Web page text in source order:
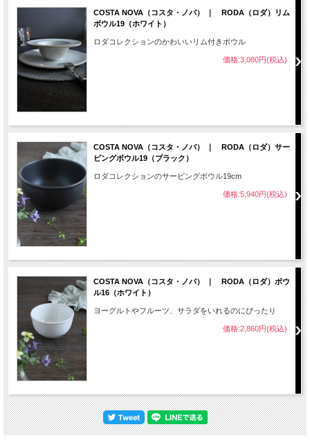
COSTA NOVA（コスタ・ノバ） ｜ RODA（ロダ）リム
ボウル19（ホワイト）
ロダコレクションのかわいいリム付きボウル
価格:3,080円(税込)
COSTA NOVA（コスタ・ノバ） ｜ RODA（ロダ）サー
ビングボウル19（ブラック）
ロダコレクションのサービングボウル19cm
価格:5,940円(税込)
COSTA NOVA（コスタ・ノバ） ｜ RODA（ロダ）ボウ
ル16（ホワイト）
ヨーグルトやフルーツ、サラダをいれるのにぴったり
価格:2,860円(税込)